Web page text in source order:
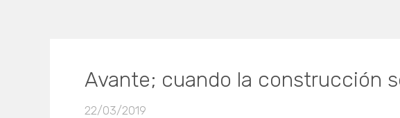
Avante; cuando la construcción
22/03/2019